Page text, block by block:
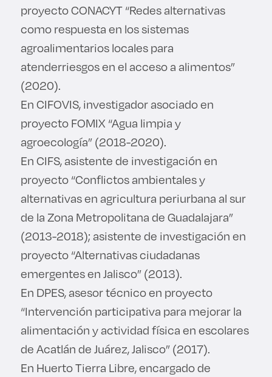
proyecto CONACYT “Redes alternativas
como respuesta en los sistemas
agroalimentarios locales para
atenderriesgos en el acceso a alimentos”
(2020).
En CIFOVIS, investigador asociado en
proyecto FOMIX “Agua limpia y
agroecología” (2018-2020).
En CIFS, asistente de investigación en
proyecto “Conflictos ambientales y
alternativas en agricultura periurbana al sur
de la Zona Metropolitana de Guadalajara”
(2013-2018); asistente de investigación en
proyecto “Alternativas ciudadanas
emergentes en Jalisco” (2013).
En DPES, asesor técnico en proyecto
“Intervención participativa para mejorar la
alimentación y actividad física en escolares
de Acatlán de Juárez, Jalisco” (2017).
En Huerto Tierra Libre, encargado de